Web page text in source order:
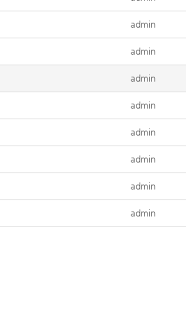
admin
admin
admin
admin
admin
admin
admin
admin